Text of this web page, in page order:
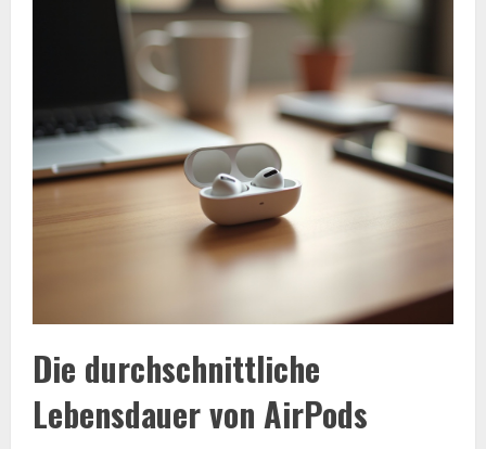
Die durchschnittliche
Lebensdauer von AirPods